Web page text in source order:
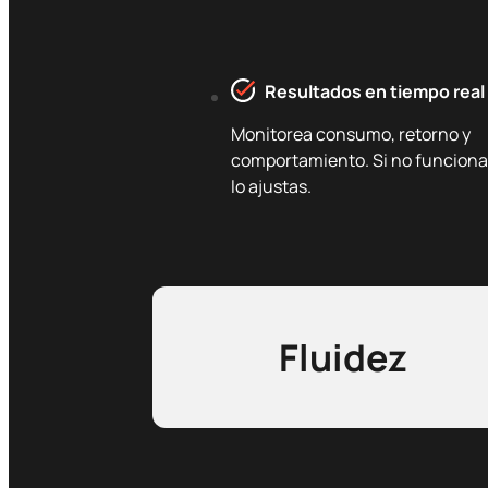
Resultados en tiempo real
Monitorea consumo, retorno y
comportamiento. Si no
lo ajustas.
Fluidez